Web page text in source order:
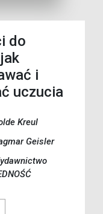
do
i
uczucia
Kreul
Geisler